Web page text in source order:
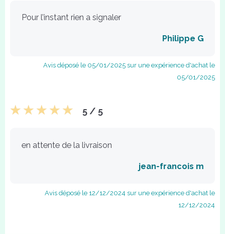
Pour l’instant rien a signaler
Philippe G
Avis déposé le 05/01/2025 sur une expérience d'achat le
05/01/2025
5 / 5
en attente de la livraison
jean-francois m
Avis déposé le 12/12/2024 sur une expérience d'achat le
12/12/2024